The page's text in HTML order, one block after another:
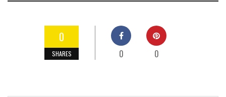
0
SHARES 0 0